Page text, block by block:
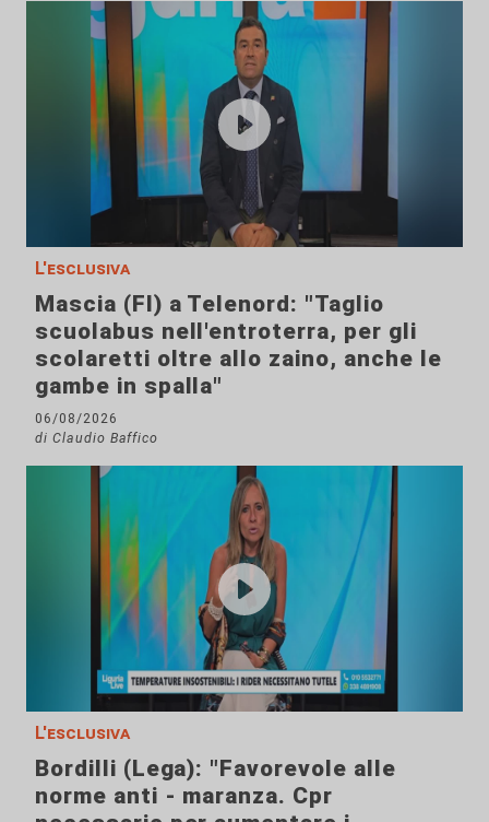
L'esclusiva
Mascia (FI) a Telenord: "Taglio
scuolabus nell'entroterra, per gli
scolaretti oltre allo zaino, anche le
gambe in spalla"
06/08/2026
di Claudio Baffico
L'esclusiva
Bordilli (Lega): "Favorevole alle
norme anti - maranza. Cpr